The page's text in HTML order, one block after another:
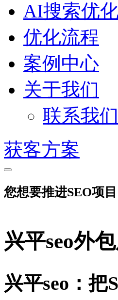
AI搜索优
优化流程
案例中心
关于我们
联系我们
获客方案
您想要推进SEO项
兴平seo外
兴平seo：把